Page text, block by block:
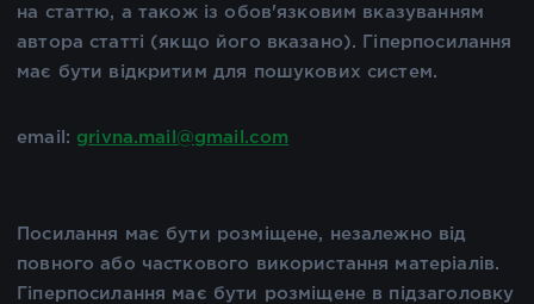
на статтю, а також із обов'язковим вказуванням
автора статті (якщо його вказано). Гіперпосилання
має бути відкритим для пошукових систем.
email: grivna.mail@gmail.com
Посилання має бути розміщене, незалежно від
повного або часткового використання матеріалів.
Гіперпосилання має бути розміщене в підзаголовку